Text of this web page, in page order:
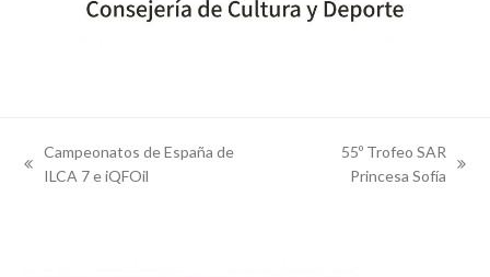
previous
Campeonatos de España de
ILCA 7 e iQFOil
55º Trofeo SAR
Princesa Sofía